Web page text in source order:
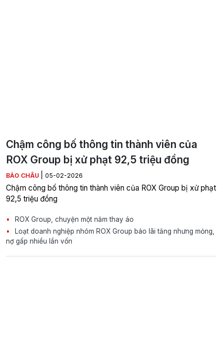
Chậm công bố thông tin thành viên của
ROX Group bị xử phạt 92,5 triệu đồng
BẢO CHÂU 05-02-2026
Chậm công bố thông tin thành viên của ROX Group bị xử phạt
92,5 triệu đồng
ROX Group, chuyện một năm thay áo
Loạt doanh nghiệp nhóm ROX Group báo lãi tăng nhưng mỏng,
nợ gấp nhiều lần vốn